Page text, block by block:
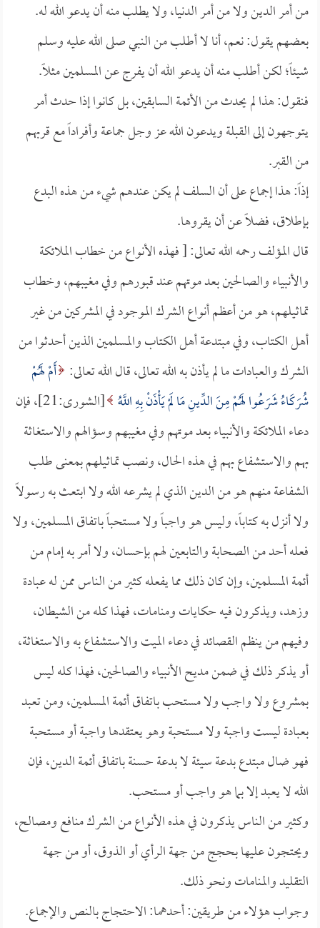
من أمر الدين ولا من أمر الدنيا، ولا يطلب منه أن يدعو الله له.
بعضهم يقول: نعم، أنا لا أطلب من النبي صلى الله عليه وسلم
شيئاً؛ لكن أطلب منه أن يدعو الله أن يفرج عن المسلمين مثلاً.
فنقول: هذا لم يحدث من الأئمة السابقين، بل كانوا إذا حدث أمر
يتوجهون إلى القبلة ويدعون الله عز وجل جماعة وأفراداً مع قربهم
من القبر.
إذاً: هذا إجماع على أن السلف لم يكن عندهم شيء من هذه البدع
بإطلاق، فضلاً عن أن يقروها.
قال المؤلف رحمه الله تعالى: [ فهذه الأنواع من خطاب الملائكة
والأنبياء والصالحين بعد موتهم عند قبورهم وفي مغيبهم، وخطاب
تماثيلهم، هو من أعظم أنواع الشرك الموجود في المشركين من غير
أهل الكتاب، وفي مبتدعة أهل الكتاب والمسلمين الذين أحدثوا من
الشرك والعبادات ما لم يأذن به الله تعالى، قال الله تعالى: أَمْ لَهُمْ
شُرَكَاءُ شَرَعُوا لَهُمْ مِنَ الدِّينِ مَا لَمْ يَأْذَنْ بِهِ اللَّهُ
[الشورى:21]، فإن
دعاء الملائكة والأنبياء بعد موتهم وفي مغيبهم وسؤالهم والاستغاثة
بهم والاستشفاع بهم في هذه الحال، ونصب تماثيلهم بمعنى طلب
الشفاعة منهم هو من الدين الذي لم يشرعه الله ولا ابتعث به رسولاً
ولا أنزل به كتاباً، وليس هو واجباً ولا مستحباً باتفاق المسلمين، ولا
فعله أحد من الصحابة والتابعين لهم بإحسان، ولا أمر به إمام من
أئمة المسلمين، وإن كان ذلك مما يفعله كثير من الناس ممن له عبادة
وزهد، ويذكرون فيه حكايات ومنامات، فهذا كله من الشيطان،
وفيهم من ينظم القصائد في دعاء الميت والاستشفاع به والاستغاثة،
أو يذكر ذلك في ضمن مديح الأنبياء والصالحين، فهذا كله ليس
بمشروع ولا واجب ولا مستحب باتفاق أئمة المسلمين، ومن تعبد
بعبادة ليست واجبة ولا مستحبة وهو يعتقدها واجبة أو مستحبة
فهو ضال مبتدع بدعة سيئة لا بدعة حسنة باتفاق أئمة الدين، فإن
الله لا يعبد إلا بما هو واجب أو مستحب.
وكثير من الناس يذكرون في هذه الأنواع من الشرك منافع ومصالح،
ويحتجون عليها بحجج من جهة الرأي أو الذوق، أو من جهة
التقليد والمنامات ونحو ذلك.
وجواب هؤلاء من طريقين: أحدهما: الاحتجاج بالنص والإجماع.